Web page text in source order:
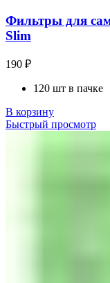
Фильтры для
Slim
190 ₽
120 шт в пачке
В корзину
Быстрый просмотр